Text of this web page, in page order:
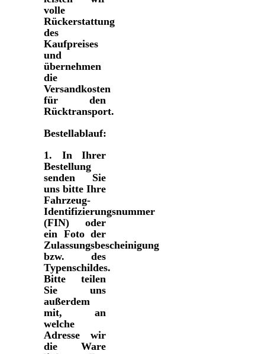
volle
Rückerstattung
des
Kaufpreises
und
übernehmen
die
Versandkosten
für den
Rücktransport.
Bestellablauf:
1. In Ihrer
Bestellung
senden Sie
uns bitte Ihre
Fahrzeug-
Identifizierungsnummer
(FIN) oder
ein Foto der
Zulassungsbescheinigung
bzw. des
Typenschildes.
Bitte teilen
Sie uns
außerdem
mit, an
welche
Adresse wir
die Ware